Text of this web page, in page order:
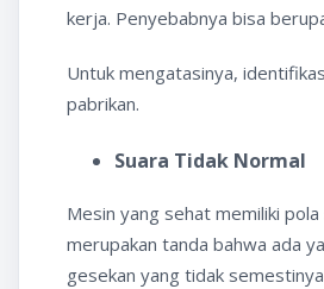
kerja. Penyebabnya bisa
Untuk mengatasinya,
pabrikan.
Suara Tidak Normal
Mesin yang sehat memiliki
merupakan tanda bahwa ada
gesekan yang tidak